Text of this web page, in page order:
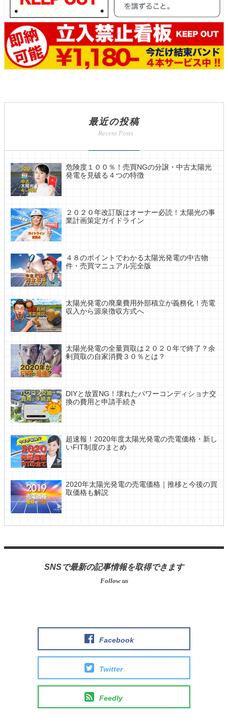
最近の投稿
危険度１００％！売買NGの分譲・中古太陽光
発電を見破る４つの特徴
２０２０年改訂版はオーナー必読！太陽光の事
業計画策定ガイドライン
４８のポイントでわかる太陽光発電の中古物
件・売買マニュアル完全版
太陽光発電の廃棄費用外部積立が義務化！売電
収入から源泉徴収方式へ
太陽光発電の全量買取は２０２０年で終了？余
剰買取の自家消費３０％とは？
DIYと放置NG！壊れたパワーコンディショナ交
換の費用と申請手続き
超速報！2020年度太陽光発電の売電価格・新し
いFIT制度のまとめ
2020年太陽光発電の売電価格｜推移と今後の買
取価格も解説
SNSで最新の記事情報を取得できます
Facebook
Twitter
Feedly